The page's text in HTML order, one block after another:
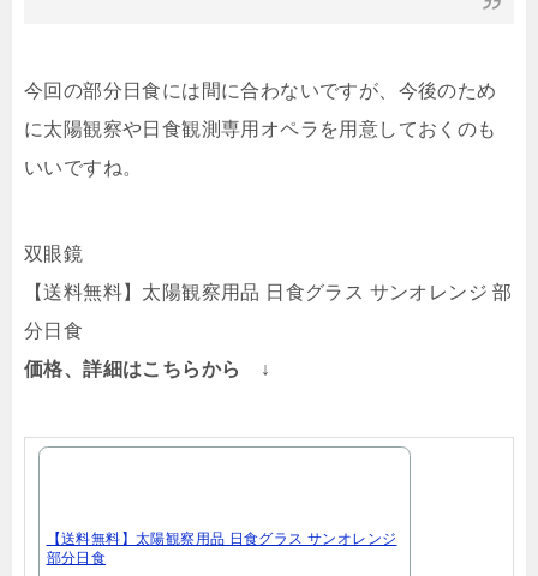
今回の部分日食には間に合わないですが、今後のため
に太陽観察や日食観測専用オペラを用意しておくのも
いいですね。
双眼鏡
【送料無料】太陽観察用品 日食グラス サンオレンジ 部
分日食
価格、詳細はこちらから ↓
【送料無料】太陽観察用品 日食グラス サンオレンジ
部分日食